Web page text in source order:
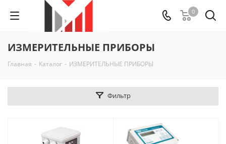
0
ИЗМЕРИТЕЛЬНЫЕ ПРИБОРЫ
Главная - Каталог - ИЗМЕРИТЕЛЬНЫЕ ПРИБОРЫ
Фильтр